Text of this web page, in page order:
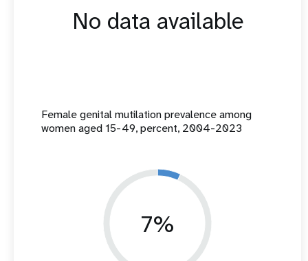
No data available
Female genital mutilation prevalence among
women aged 15-49, percent, 2004-2023
7%